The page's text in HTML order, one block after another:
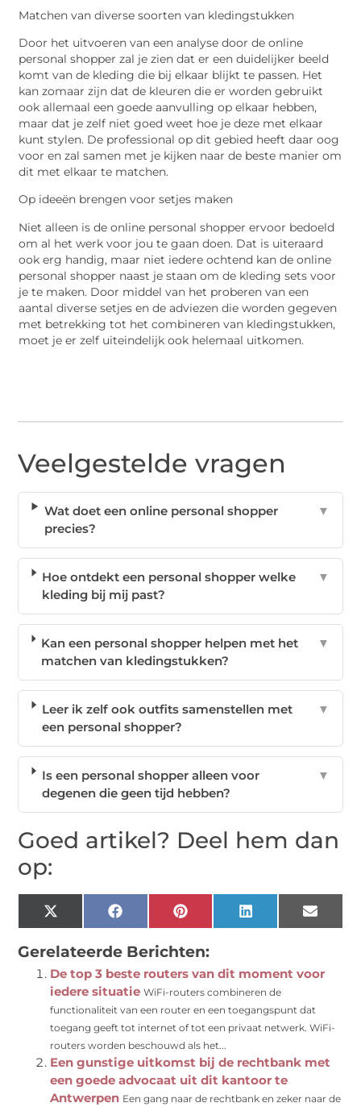
Matchen van diverse soorten van kledingstukken
Door het uitvoeren van een analyse door de online
personal shopper zal je zien dat er een duidelijker beeld
komt van de kleding die bij elkaar blijkt te passen. Het
kan zomaar zijn dat de kleuren die er worden gebruikt
ook allemaal een goede aanvulling op elkaar hebben,
maar dat je zelf niet goed weet hoe je deze met elkaar
kunt stylen. De professional op dit gebied heeft daar oog
voor en zal samen met je kijken naar de beste manier om
dit met elkaar te matchen.
Op ideeën brengen voor setjes maken
Niet alleen is de online personal shopper ervoor bedoeld
om al het werk voor jou te gaan doen. Dat is uiteraard
ook erg handig, maar niet iedere ochtend kan de online
personal shopper naast je staan om de kleding sets voor
je te maken. Door middel van het proberen van een
aantal diverse setjes en de adviezen die worden gegeven
met betrekking tot het combineren van kledingstukken,
moet je er zelf uiteindelijk ook helemaal uitkomen.
Veelgestelde vragen
Wat doet een online personal shopper
precies?
▼
Hoe ontdekt een personal shopper welke
kleding bij mij past?
▼
Kan een personal shopper helpen met het
matchen van kledingstukken?
▼
Leer ik zelf ook outfits samenstellen met
een personal shopper?
▼
Is een personal shopper alleen voor
degenen die geen tijd hebben?
▼
Goed artikel? Deel hem dan
op:
X
(Twitter)
Facebook Pinterest LinkedIn Email
Gerelateerde Berichten:
De top 3 beste routers van dit moment voor
iedere situatie WiFi-routers combineren de
functionaliteit van een router en een toegangspunt dat
toegang geeft tot internet of tot een privaat netwerk. WiFi-
routers worden beschouwd als het...
Een gunstige uitkomst bij de rechtbank met
een goede advocaat uit dit kantoor te
Antwerpen Een gang naar de rechtbank en zeker naar de